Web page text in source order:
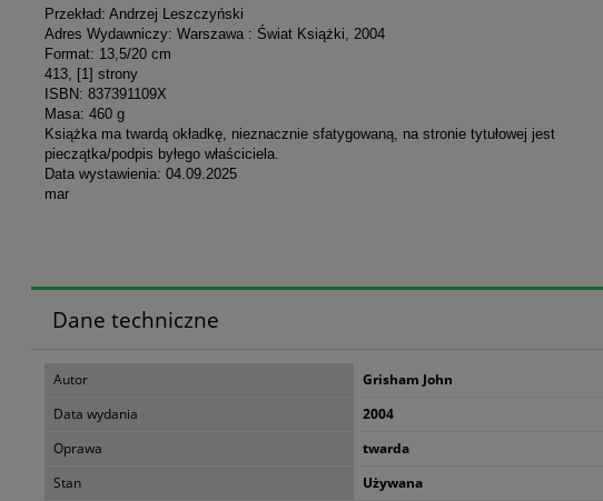
Przekład: Andrzej Leszczyński
Adres Wydawniczy: Warszawa : Świat Książki, 2004
Format: 13,5/20 cm
413, [1] strony
ISBN: 837391109X
Masa: 460 g
Książka ma twardą okładkę, nieznacznie sfatygowaną, na stronie tytułowej jest
pieczątka/podpis byłego właściciela.
Data wystawienia: 04.09.2025
mar
Dane techniczne
Autor
Grisham John
Data wydania
2004
Oprawa
twarda
Stan
Używana